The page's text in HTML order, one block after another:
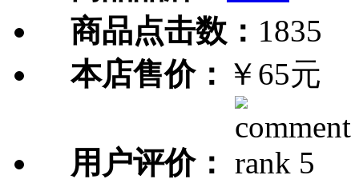
商品点击数： 1835
本店售价： ￥65元
用户评价：